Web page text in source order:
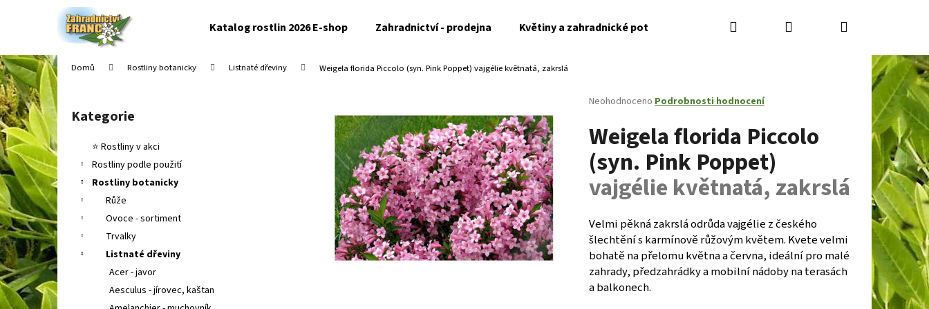
Katalog rostlin 2026 E-shop Zahradnictví - prodejna Květiny a zahradnické potřeby Kontakty Jak nakupovat
Hledat PřihlášeníNákupní
košík
Domů Rostliny botanicky Listnaté dřeviny Weigela florida Piccolo (syn. Pink Poppet) vajgélie květnatá, zakrslá
P
o
s
t
r
a
n
n
í
p
a
n
Přeskočit
kategorie
Kategorie
⭐ Rostliny v akci
Rostliny podle použití
Rostliny botanicky
Růže
Ovoce - sortiment
Trvalky
Listnaté dřeviny
Acer - javor
Aesculus - jírovec, kaštan
Průměrné
produktu
je
0,0
z
hvězdiček.
Neohodnoceno Podrobnosti hodnocení
Weigela florida Piccolo
(syn. Pink Poppet)
vajgélie květnatá, zakrslá
Velmi pěkná zakrslá odrůda vajgélie z českého
šlechtění s karmínově růžovým květem. Kvete velmi
bohatě na přelomu května a června, ideální pro malé
zahrady, předzahrádky a mobilní nádoby na terasách
a balkonech.
í
k
Zpět
do
obchodu
Zpět
do
obchodu
Co potřebujete najít?
HLEDAT
Doporučujeme
Následující